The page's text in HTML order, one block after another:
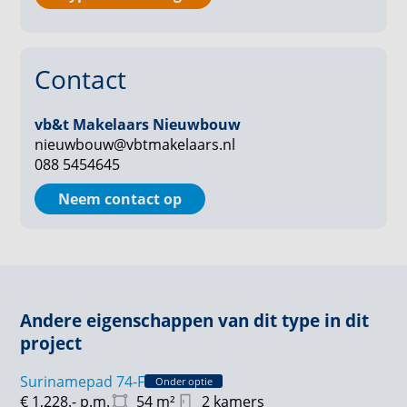
Bamboo biedt meer dan alleen een fijne woning. Zo
Haarlem doe je alles het liefst op de fiets. En dan de
met een paviljoen, wandelpaden en zitjes waar je de
buren tegenkomt. Dat is pas thuiskomen.
Wil je meer informatie of wil je je inschrijven? Neem
dan een kijkje op de projectwebsite www.
Contact
vb&t Makelaars Nieuwbouw
nieuwbouw@vbtmakelaars.nl
088 5454645
Neem contact op
Andere eigenschappen van dit type in dit
project
Surinamepad 74-F Onder optie
54 m² 2 kamers
€ 1,228.- p.m.